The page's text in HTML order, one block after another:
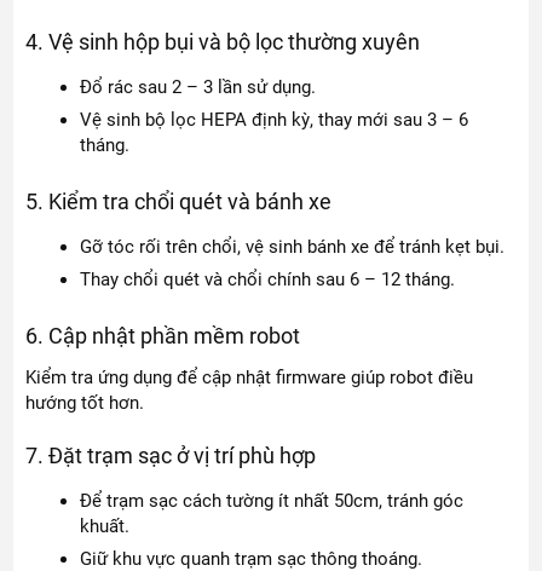
4. Vệ sinh hộp bụi và bộ lọc thường xuyên
Đổ rác sau 2 – 3 lần sử dụng.
Vệ sinh bộ lọc HEPA định kỳ, thay mới sau 3 – 6
tháng.
5. Kiểm tra chổi quét và bánh xe
Gỡ tóc rối trên chổi, vệ sinh bánh xe để tránh kẹt bụi.
Thay chổi quét và chổi chính sau 6 – 12 tháng.
6. Cập nhật phần mềm robot
Kiểm tra ứng dụng để cập nhật firmware giúp robot điều
hướng tốt hơn.
7. Đặt trạm sạc ở vị trí phù hợp
Để trạm sạc cách tường ít nhất 50cm, tránh góc
khuất.
Giữ khu vực quanh trạm sạc thông thoáng.